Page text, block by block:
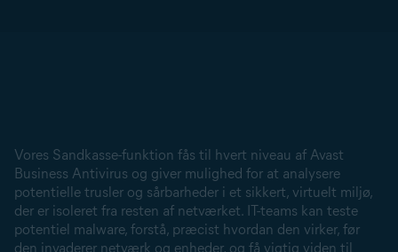
Vores Sandkasse-funktion fås til hvert niveau af Avast
Business Antivirus og giver mulighed for at analysere
potentielle trusler og sårbarheder i et sikkert, virtuelt miljø,
der er isoleret fra resten af netværket. IT-teams kan teste
potentiel malware, forstå, præcist hvordan den virker, før
den invaderer netværk og enheder, og få vigtig viden til